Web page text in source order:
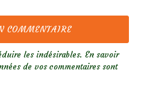
les indésirables. En savoir
de vos commentaires sont